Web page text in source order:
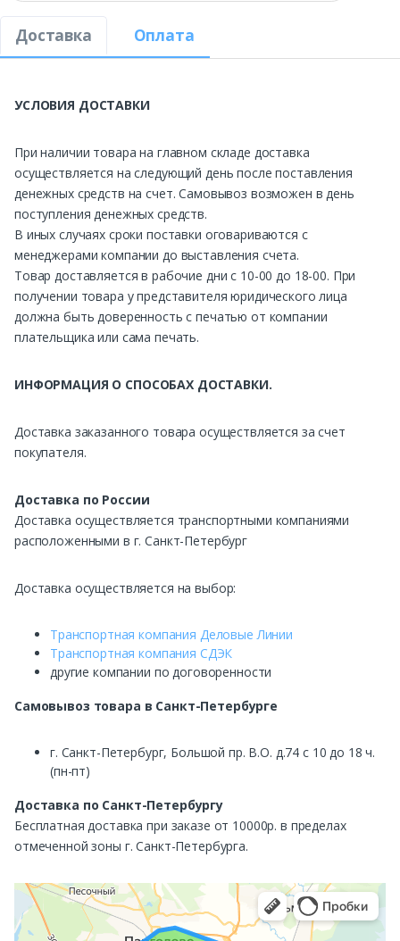
Доставка Оплата
УСЛОВИЯ ДОСТАВКИ
При наличии товара на главном складе доставка
осуществляется на следующий день после поставления
денежных средств на счет. Самовывоз возможен в день
поступления денежных средств.
В иных случаях сроки поставки оговариваются с
менеджерами компании до выставления счета.
Товар доставляется в рабочие дни с 10-00 до 18-00. При
получении товара у представителя юридического лица
должна быть доверенность с печатью от компании
плательщика или сама печать.
ИНФОРМАЦИЯ О СПОСОБАХ ДОСТАВКИ.
Доставка заказанного товара осуществляется за счет
покупателя.
Доставка по России
Доставка осуществляется транспортными компаниями
расположенными в г. Санкт-Петербург
Доставка осуществляется на выбор:
Транспортная компания Деловые Линии
Транспортная компания СДЭК
другие компании по договоренности
Самовывоз товара в Санкт-Петербурге
г. Санкт-Петербург, Большой пр. В.О. д.74 с 10 до 18 ч.
(пн-пт)
Доставка по Санкт-Петербургу
Бесплатная доставка при заказе от 10000р. в пределах
отмеченной зоны г. Санкт-Петербурга.